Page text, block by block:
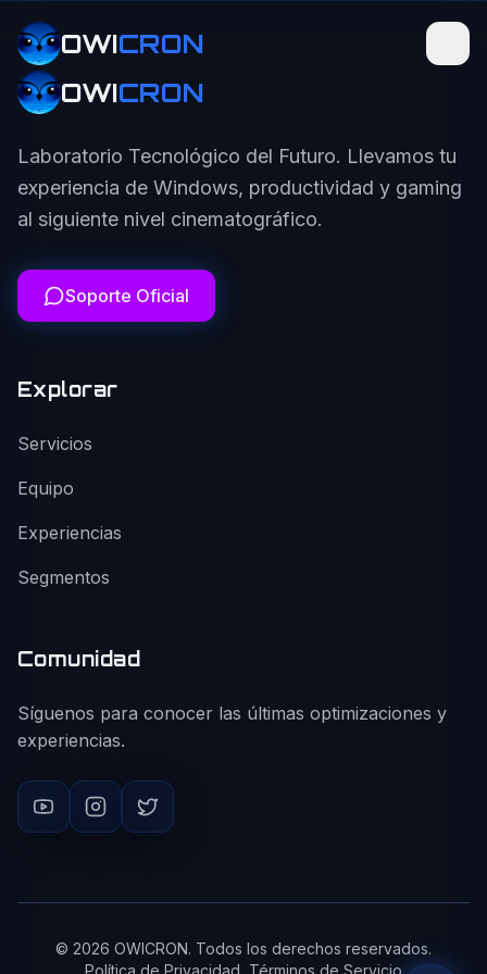
OWICRON
OWICRON
Laboratorio Tecnológico del Futuro. Llevamos tu
experiencia de Windows, productividad y gaming
al siguiente nivel cinematográfico.
Soporte Oficial
Explorar
Servicios
Equipo
Experiencias
Segmentos
Comunidad
Síguenos para conocer las últimas optimizaciones y
experiencias.
© 2026 OWICRON. Todos los derechos reservados.
Política de Privacidad Términos de Servicio